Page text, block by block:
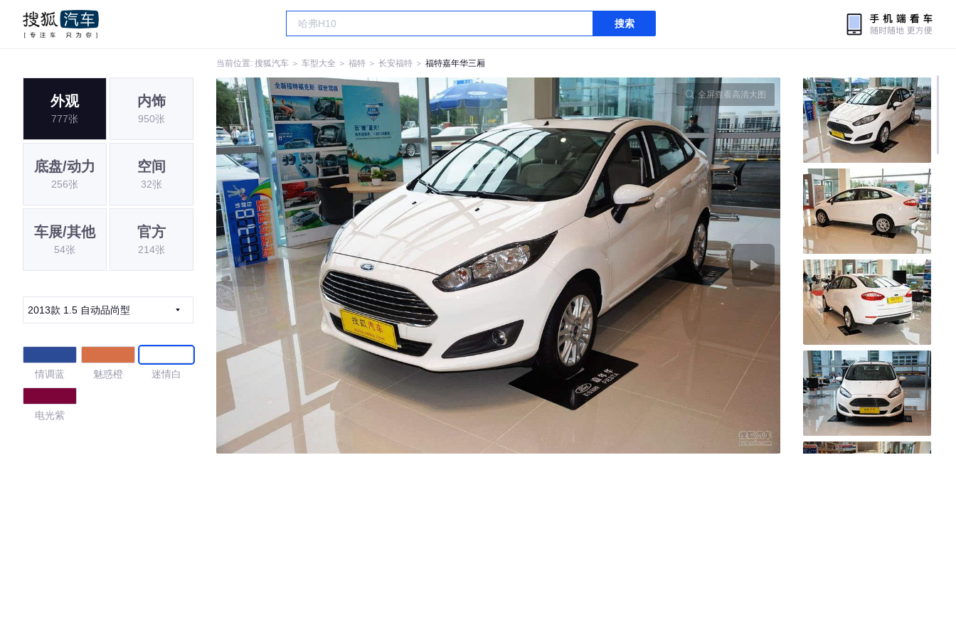
搜索
当前位置: 搜狐汽车 ＞ 车型大全 ＞ 福特 ＞ 长安福特 ＞ 福特嘉年华三厢
外观
777张
内饰
950张
底盘/动力
256张
空间
32张
车展/其他
54张
官方
214张
2013款 1.5 自动品尚型
情调蓝 魅惑橙 迷情白
电光紫
全屏查看高清大图